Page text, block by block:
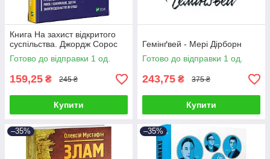
Книга На захист відкритого
суспільства. Джордж Сорос
Готово до відправки 1 од.
159,25 ₴ 245 ₴
Купити
Гемінґвей - Мері Дірборн
Готово до відправки 1 од.
243,75 ₴ 375 ₴
Купити
–35% –35%